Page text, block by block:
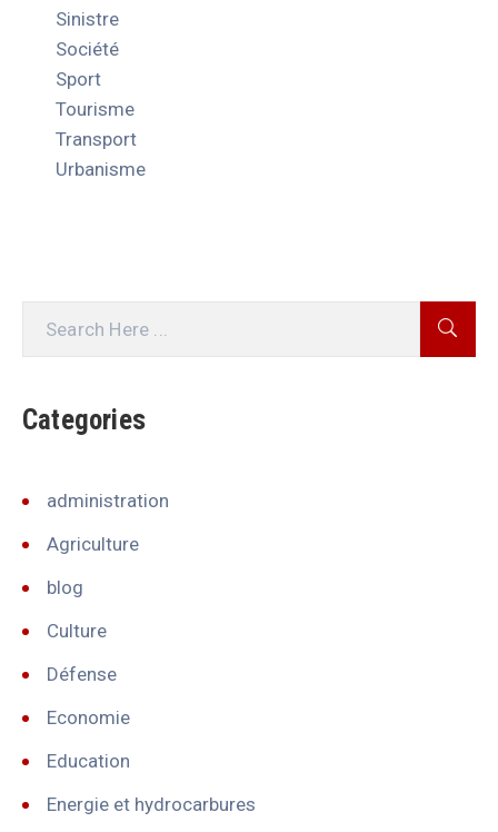
Sinistre
Société
Sport
Tourisme
Transport
Urbanisme
Categories
administration
Agriculture
blog
Culture
Défense
Economie
Education
Energie et hydrocarbures